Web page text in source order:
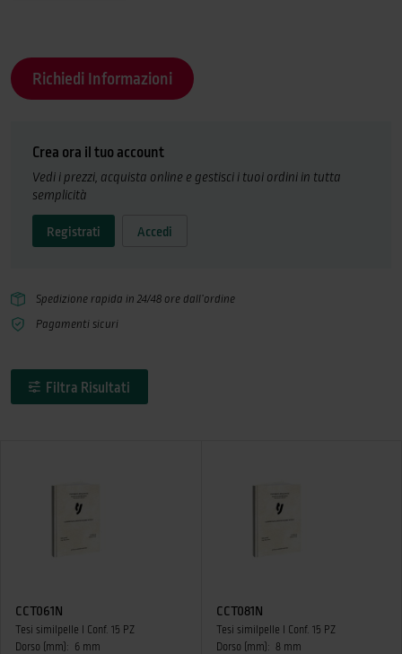
Richiedi Informazioni
Crea ora il tuo account
Vedi i prezzi, acquista online e gestisci i tuoi ordini in tutta
semplicità
Registrati Accedi
Spedizione rapida in 24/48 ore dall’ordine
Pagamenti sicuri
Filtra Risultati
CCT061N
Tesi similpelle I Conf. 15 PZ
Dorso (mm):
6 mm
CCT081N
Tesi similpelle I Conf. 15 PZ
Dorso (mm): 8 mm